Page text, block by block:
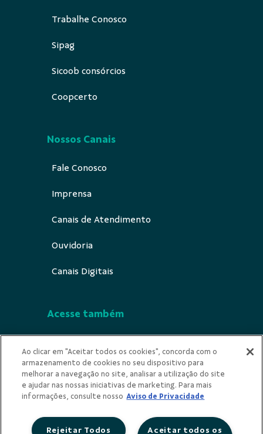
Trabalhe Conosco
Sipag
Sicoob consórcios
Coopcerto
Nossos Canais
Fale Conosco
Imprensa
Canais de Atendimento
Ouvidoria
Canais Digitais
Acesse também
Indícios de Ilicitude
Privacidade
Ao clicar em "Aceitar todos os cookies", concorda com o
armazenamento de cookies no seu dispositivo para
melhorar a navegação no site, analisar a utilização do site
e ajudar nas nossas iniciativas de marketing. Para mais
informações, consulte nosso Aviso de Privacidade
Aceitar todos os
Rejeitar Todos